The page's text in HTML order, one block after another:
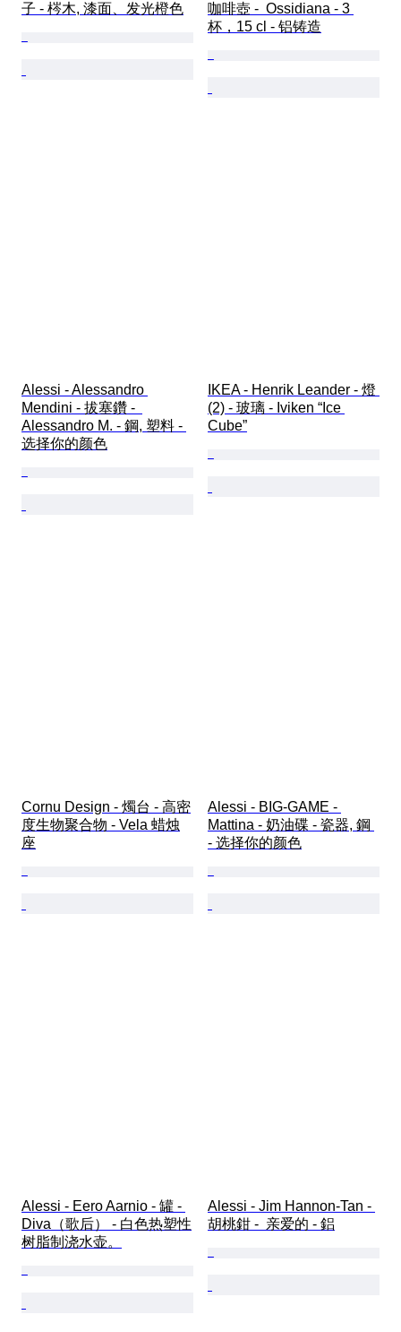
子 - 梣木, 漆面、发光橙色
咖啡壺 -  Ossidiana - 3
杯，15 cl - 铝铸造
Alessi - Alessandro
Mendini - 拔塞鑽 -
Alessandro M. - 鋼, 塑料 -
选择你的颜色
IKEA - Henrik Leander - 燈
(2) - 玻璃 - Iviken “Ice
Cube”
Cornu Design - 燭台 - 高密
度生物聚合物 - Vela 蜡烛
座
Alessi - BIG-GAME -
Mattina - 奶油碟 - 瓷器, 鋼
- 选择你的颜色
Alessi - Eero Aarnio - 罐 -
Diva（歌后） - 白色热塑性
树脂制浇水壶。
Alessi - Jim Hannon-Tan -
胡桃鉗 -  亲爱的 - 鋁